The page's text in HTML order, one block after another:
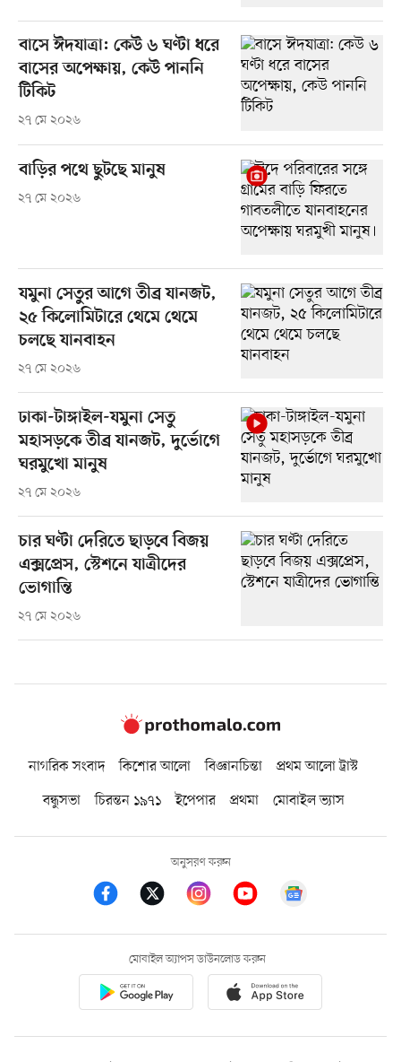
বাসে ঈদযাত্রা: কেউ ৬ ঘণ্টা ধরে
বাসের অপেক্ষায়, কেউ পাননি
টিকিট
২৭ মে ২০২৬
বাড়ির পথে ছুটছে মানুষ
২৭ মে ২০২৬
যমুনা সেতুর আগে তীব্র যানজট,
২৫ কিলোমিটারে থেমে থেমে
চলছে যানবাহন
২৭ মে ২০২৬
ঢাকা-টাঙ্গাইল-যমুনা সেতু
মহাসড়কে তীব্র যানজট, দুর্ভোগে
ঘরমুখো মানুষ
২৭ মে ২০২৬
চার ঘণ্টা দেরিতে ছাড়বে বিজয়
এক্সপ্রেস, স্টেশনে যাত্রীদের
ভোগান্তি
২৭ মে ২০২৬
নাগরিক সংবাদ কিশোর আলো বিজ্ঞানচিন্তা
প্রথম আলো ট্রাস্ট
বন্ধুসভা
চিরন্তন ১৯৭১ ইপেপার প্রথমা মোবাইল ভ্যাস
অনুসরণ করুন
মোবাইল অ্যাপস ডাউনলোড করুন